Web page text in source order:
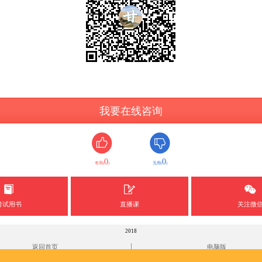
我要在线咨询
有用(0) 无用(0)
试用书 直播课 关注微
2018
返回首页 电脑版